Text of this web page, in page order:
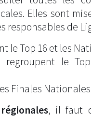
Elles sont
responsables de
le Top 16 et les
regroupent le
Finales
, il faut